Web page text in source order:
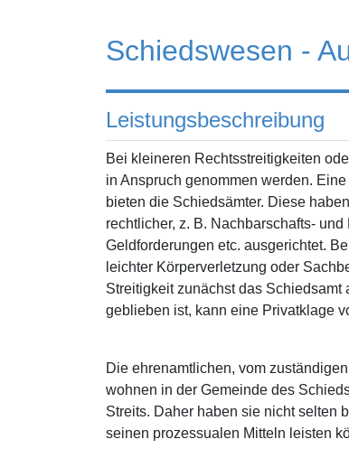
Schiedswesen -
Leistungsbeschreibung
Bei kleineren Rechtsstreitigkeiten
in Anspruch genommen werden.
bieten die Schiedsämter. Diese
rechtlicher, z. B. Nachbarschafts-
Geldforderungen etc. ausgerichtet.
leichter Körperverletzung oder
Streitigkeit zunächst das
geblieben ist, kann eine Privatklage
Die ehrenamtlichen, vom
wohnen in der Gemeinde des
Streits. Daher haben sie nicht selten
seinen prozessualen Mitteln leisten